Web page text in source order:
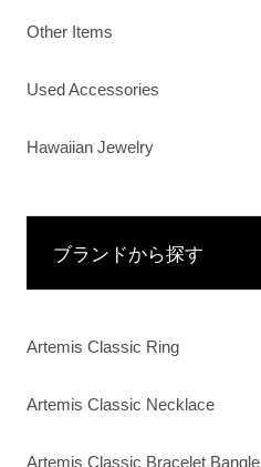
Other Items
Used Accessories
Hawaiian Jewelry
ブランドから探す
Artemis Classic Ring
Artemis Classic Necklace
Artemis Classic Bracelet Bangle